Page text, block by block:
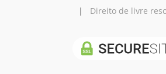
| Direito de livre